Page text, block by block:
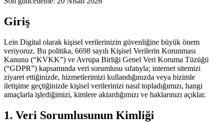
Giriş
Lein Digital olarak kişisel verilerinizin güvenliğine büyük önem
veriyoruz. Bu politika, 6698 sayılı Kişisel Verilerin Korunması
Kanunu (“KVKK”) ve Avrupa Birliği Genel Veri Koruma Tüzüğü
(“GDPR”) kapsamında veri sorumlusu sıfatıyla; internet sitemizi
ziyaret ettiğinizde, hizmetlerimizi kullandığınızda veya bizimle
iletişime geçtiğinizde kişisel verilerinizi nasıl topladığımızı, hangi
amaçlarla işlediğimizi, kimlere aktardığımızı ve haklarınızı açıklar.
1. Veri Sorumlusunun Kimliği